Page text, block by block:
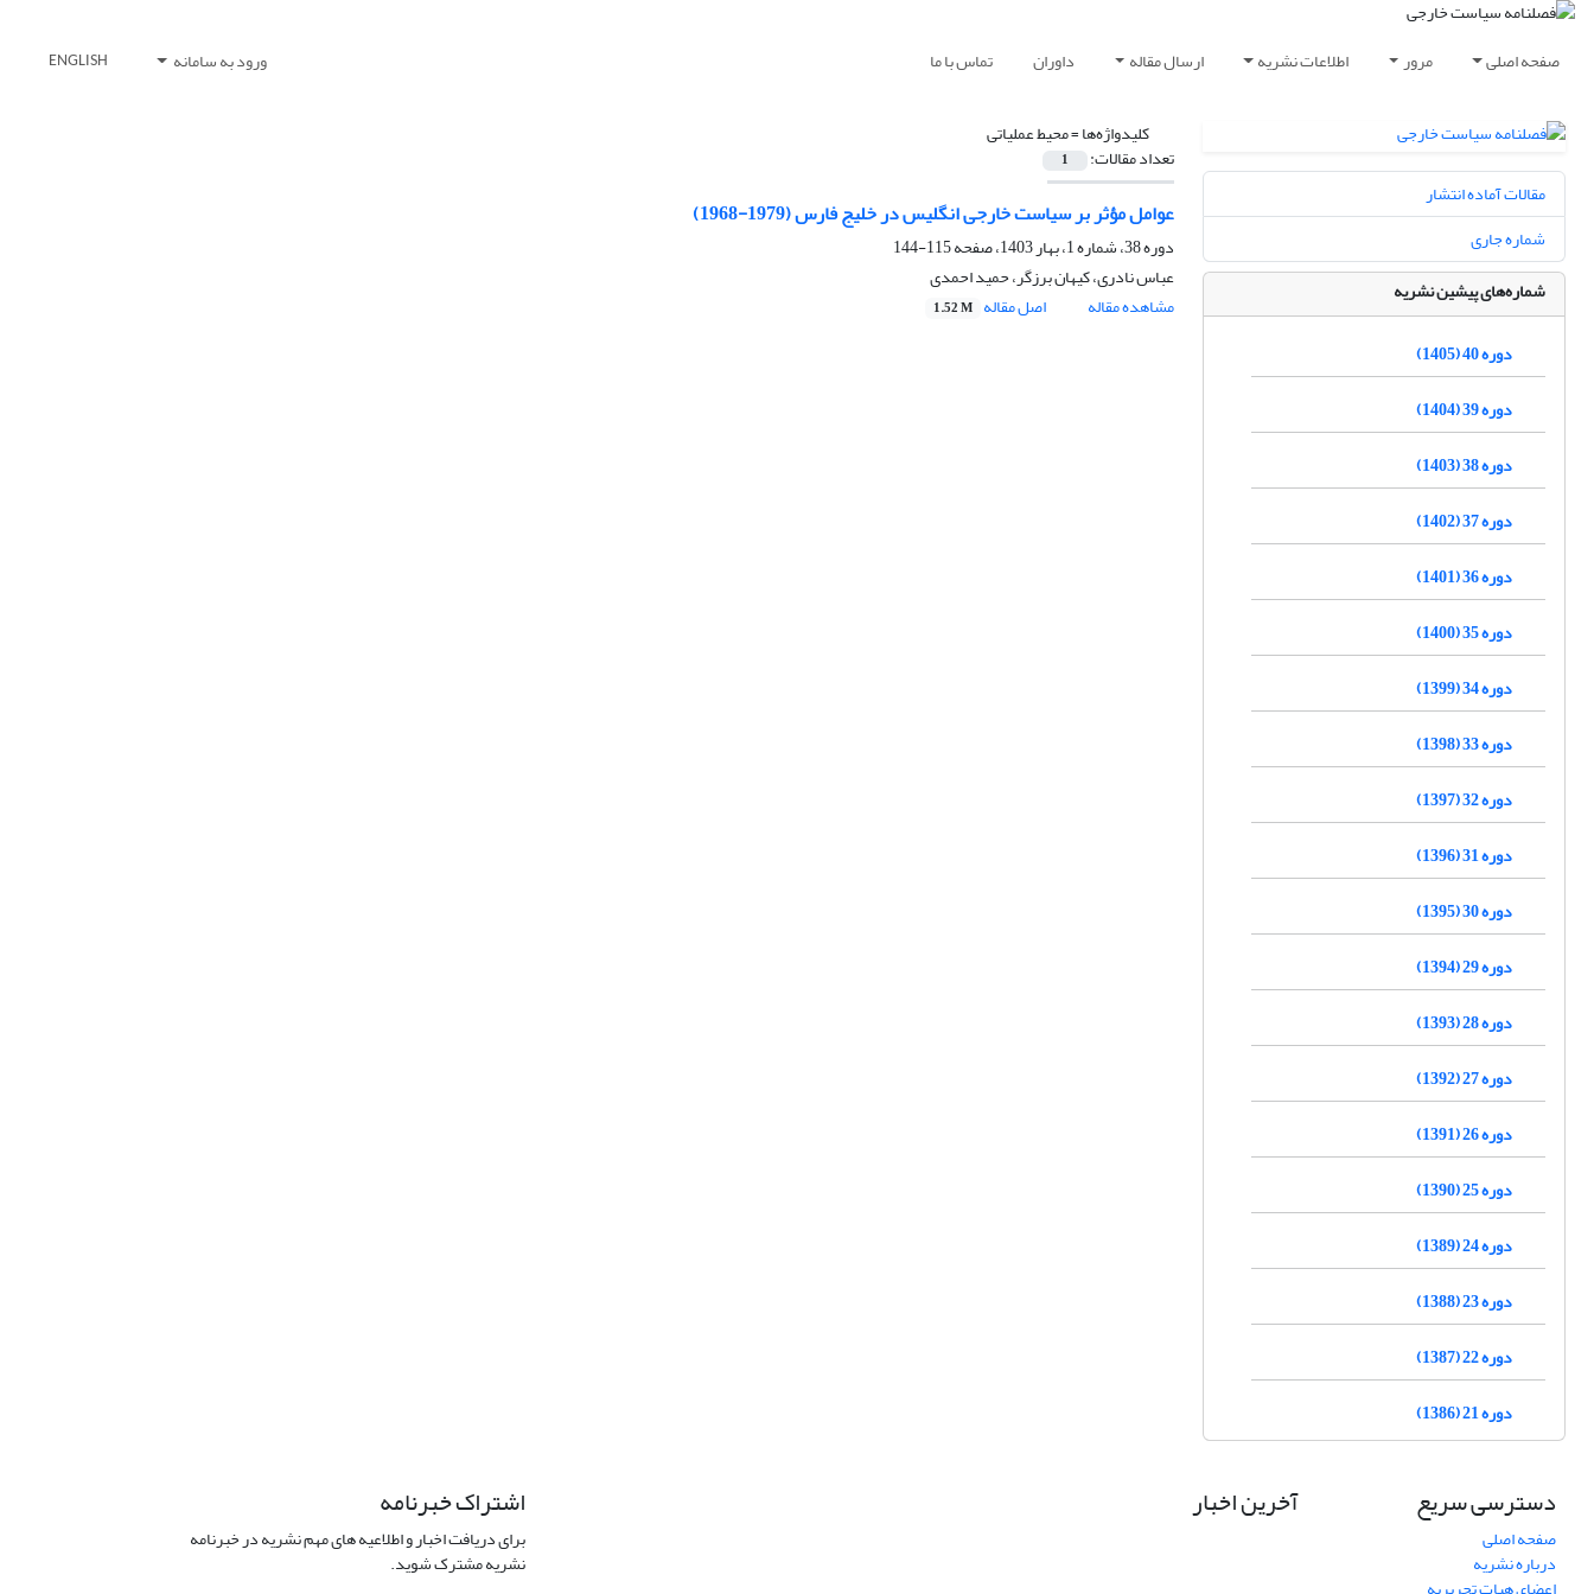
صفحه اصلی مرور اطلاعات نشریه ارسال مقاله داوران تماس با ما ورود به سامانه ENGLISH
کلیدواژه‌ها =محیط عملیاتی
تعداد مقالات: 1
عوامل مؤثر بر سیاست خارجی انگلیس در خلیج فارس (1979-1968)
دوره 38، شماره 1، بهار 1403، صفحه
115-144
عباس نادری، کیهان برزگر، حمید احمدی
مشاهده مقاله
اصل مقاله 1.52 M
مقالات آماده انتشار
شماره جاری
شماره‌های پیشین نشریه
دوره 40 (1405)
دوره 39 (1404)
دوره 38 (1403)
دوره 37 (1402)
دوره 36 (1401)
دوره 35 (1400)
دوره 34 (1399)
دوره 33 (1398)
دوره 32 (1397)
دوره 31 (1396)
دوره 30 (1395)
دوره 29 (1394)
دوره 28 (1393)
دوره 27 (1392)
دوره 26 (1391)
دوره 25 (1390)
دوره 24 (1389)
دوره 23 (1388)
دوره 22 (1387)
دوره 21 (1386)
دسترسی سریع
صفحه اصلی
درباره نشریه
آخرین اخبار اشتراک خبرنامه
برای دریافت اخبار و اطلاعیه های مهم نشریه در خبرنامه
نشریه مشترک شوید.